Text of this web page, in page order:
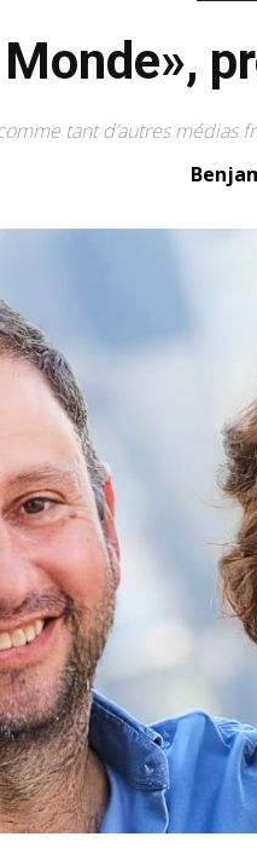
tant d’autres médias